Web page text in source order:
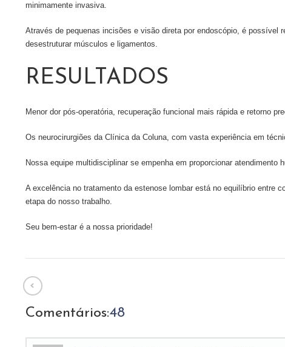
minimamente invasiva.
Através de pequenas incisões e visão direta por endoscópio, é
desestruturar músculos e ligamentos.
RESULTADOS
Menor dor pós-operatória, recuperação funcional mais rápida e retorno
Os neurocirurgiões da Clínica da Coluna, com vasta experiência em
Nossa equipe multidisciplinar se empenha em proporcionar atendimento
A excelência no tratamento da estenose lombar está no equilíbrio entre
etapa do nosso trabalho.
Seu bem-estar é a nossa prioridade!
Comentários:48